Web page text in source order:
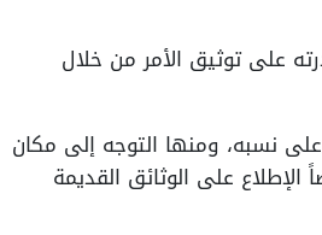
على توثيق الأمر من خلال
نسبه، ومنها التوجه إلى مكان
على الوثائق القديمة